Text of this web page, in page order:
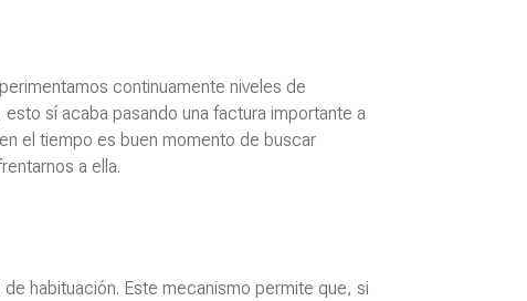
continuamente niveles de
sí acaba pasando una factura importante a
el tiempo es buen momento de buscar
a ella.
habituación. Este mecanismo permite que, si